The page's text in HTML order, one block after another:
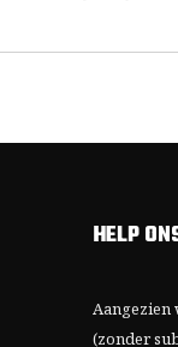
HELP
(zonder